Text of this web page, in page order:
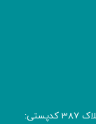
آدرس: پسـتی تهران، خیابان طالقانی، میدان فلسطین، پلاک 387 کدپستی: